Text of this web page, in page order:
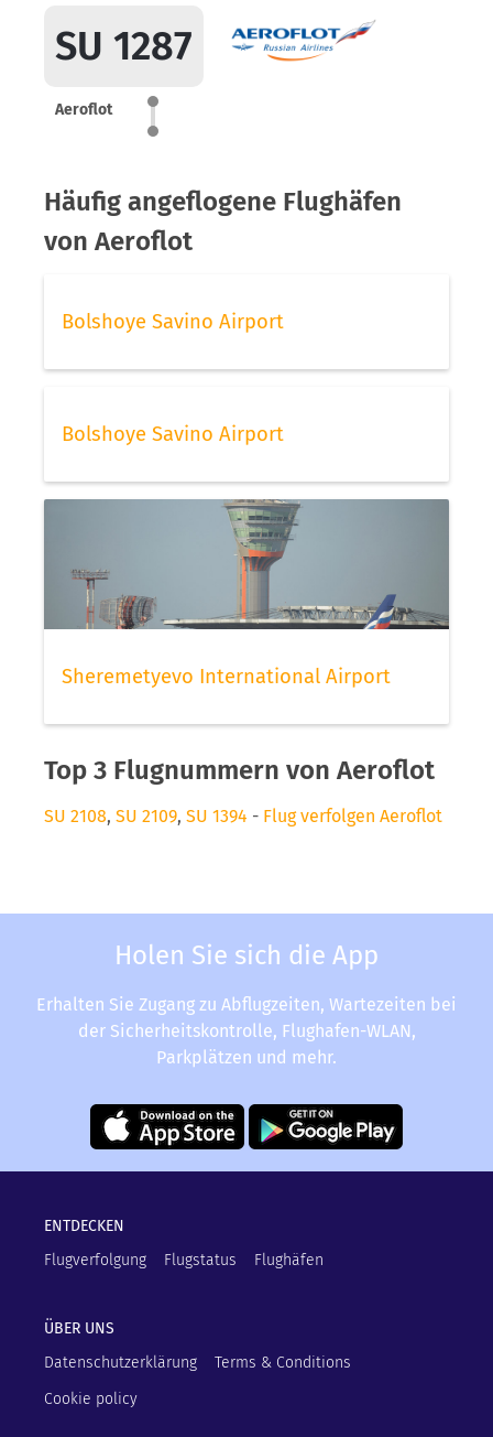
SU 1287
Aeroflot
Häufig angeflogene Flughäfen
von Aeroflot
Bolshoye Savino Airport
Bolshoye Savino Airport
Sheremetyevo International Airport
Top 3 Flugnummern von Aeroflot
SU 2108, SU 2109, SU 1394 - Flug verfolgen Aeroflot
Holen Sie sich die App
Erhalten Sie Zugang zu Abflugzeiten, Wartezeiten bei
der Sicherheitskontrolle, Flughafen-WLAN,
Parkplätzen und mehr.
ENTDECKEN
Flugverfolgung
Flugstatus Flughäfen
ÜBER UNS
Datenschutzerklärung
Terms & Conditions
Cookie policy